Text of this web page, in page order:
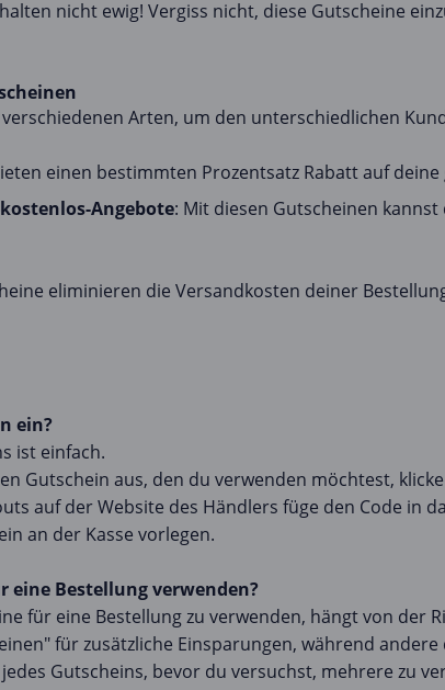
nicht ewig! Vergiss nicht, diese Gutscheine
Arten, um den unterschiedlichen
einen bestimmten Prozentsatz Rabatt auf
Angebote: Mit diesen Gutscheinen
eliminieren die Versandkosten deiner
ein?
ist einfach.
Gutschein aus, den du verwenden möchtest,
auf der Website des Händlers füge den Code in
an der Kasse vorlegen.
eine Bestellung verwenden?
für eine Bestellung zu verwenden, hängt von der
für zusätzliche Einsparungen, während
Gutscheins, bevor du versuchst, mehrere zu